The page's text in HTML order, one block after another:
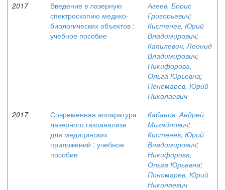
2017
Введение в лазерную
спектроскопию медико-
биологических объектов :
учебное пособие
Агеев, Борис
Григорьевич;
Кистенев, Юрий
Владимирович;
Капилевич, Леонид
Владимирович;
Никифорова,
Ольга Юрьевна;
Пономарев, Юрий
Николаевич
2017
Современная аппаратура
лазерного газоанализа
для медицинских
приложений : учебное
пособие
Кабанов, Андрей
Михайлович;
Кистенев, Юрий
Владимирович;
Никифорова,
Ольга Юрьевна;
Пономарев, Юрий
Николаевич